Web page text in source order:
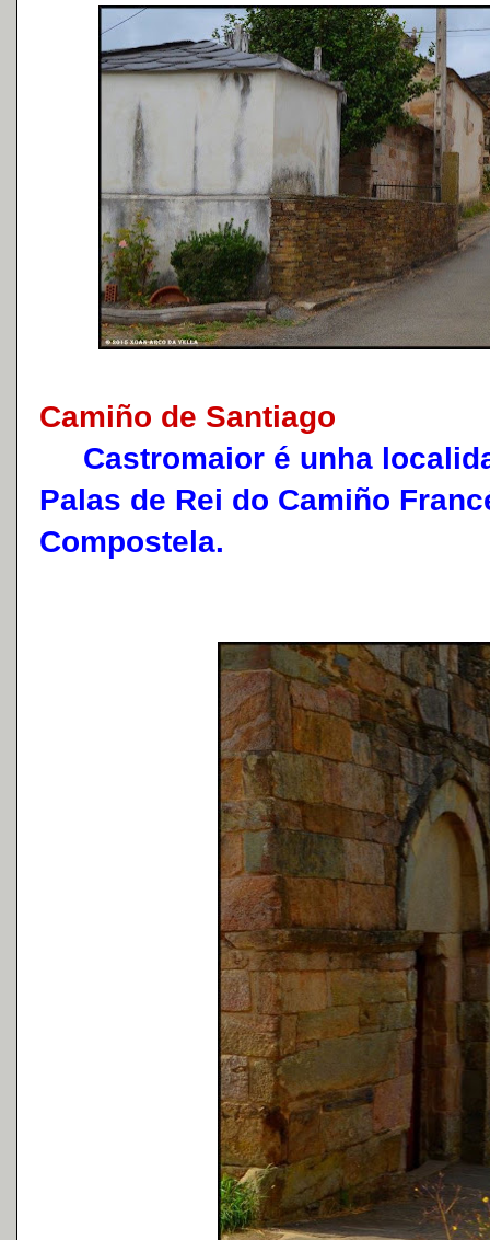
Camiño de Santiago
Castromaior é unha
Palas de Rei do Camiño
Compostela.